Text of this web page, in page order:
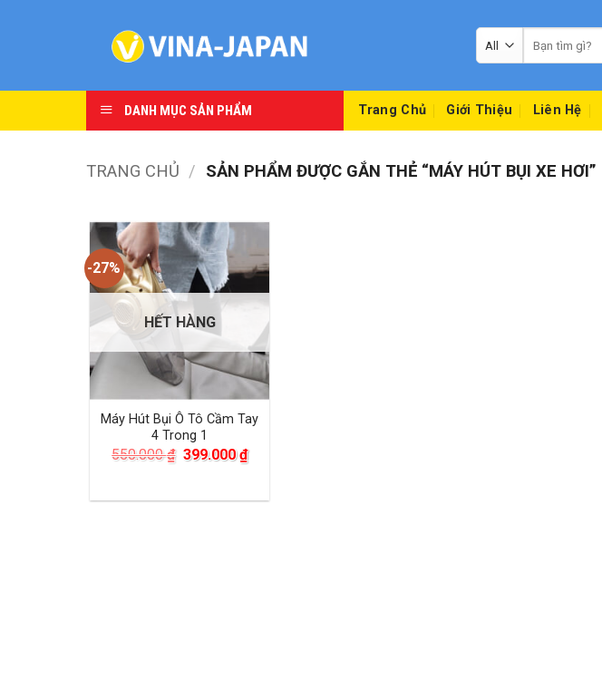
kiếm:
DANH MỤC SẢN PHẨM Trang Chủ Giới Thiệu Liên Hệ
TRANG CHỦ / SẢN PHẨM ĐƯỢC GẮN THẺ “MÁY HÚT BỤI XE HƠI”
-27%
HẾT HÀNG
Máy Hút Bụi Ô Tô Cầm Tay
4 Trong 1
550.000₫ Giá
550.000 ₫.
399.000₫Giá
hiện
là: